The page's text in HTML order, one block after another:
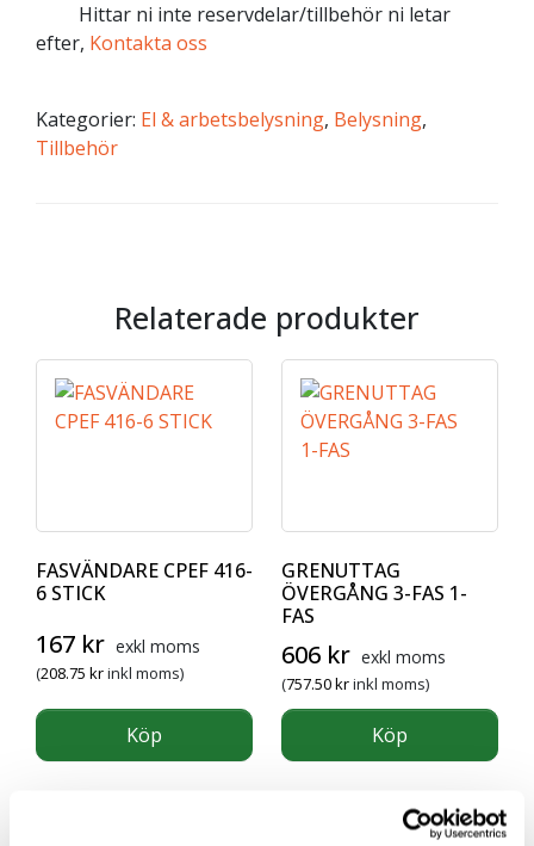
Hittar ni inte reservdelar/tillbehör ni letar
efter, Kontakta oss
Kategorier: El & arbetsbelysning, Belysning,
Tillbehör
Relaterade produkter
FASVÄNDARE CPEF 416-
6 STICK
167 kr exkl moms
(208.75 krinkl moms)
Köp
GRENUTTAG
ÖVERGÅNG 3-FAS 1-
FAS
606 kr exkl moms
(757.50krinkl moms)
Köp